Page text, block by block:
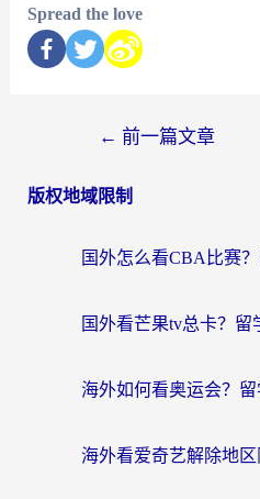
Spread the love
← 前一篇文章
版权地域限制